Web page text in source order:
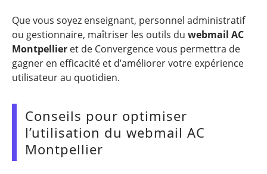
Que vous soyez enseignant, personnel administratif
ou gestionnaire, maîtriser les outils du webmail AC
Montpellier et de Convergence vous permettra de
gagner en efficacité et d’améliorer votre expérience
utilisateur au quotidien.
Conseils pour optimiser
l’utilisation du webmail AC
Montpellier